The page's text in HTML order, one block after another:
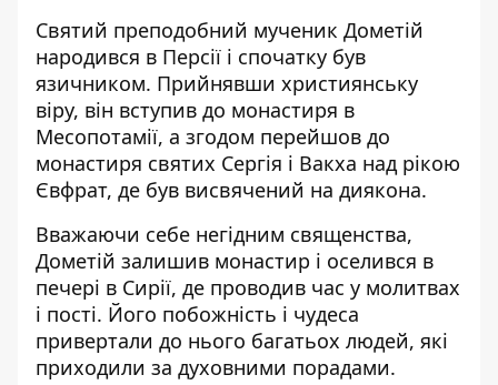
Святий преподобний мученик Дометій
народився в Персії і спочатку був
язичником. Прийнявши християнську
віру, він вступив до монастиря в
Месопотамії, а згодом перейшов до
монастиря святих Сергія і Вакха над рікою
Євфрат, де був висвячений на диякона.
Вважаючи себе негідним священства,
Дометій залишив монастир і оселився в
печері в Сирії, де проводив час у молитвах
і пості. Його побожність і чудеса
привертали до нього багатьох людей, які
приходили за духовними порадами.